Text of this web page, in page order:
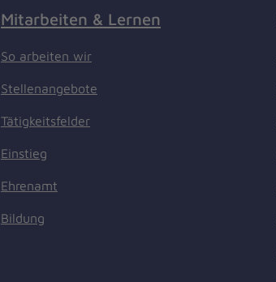
Mitarbeiten & Lernen
So arbeiten wir
Stellenangebote
Tätigkeitsfelder
Einstieg
Ehrenamt
Bildung